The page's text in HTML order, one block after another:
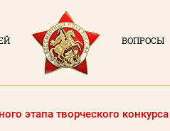
ВОПРОСЫ
этапа творческого конкурса